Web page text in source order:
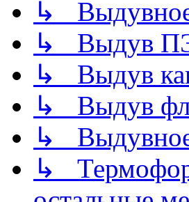
↳
↳ Выдув
↳ Выдув
↳ Выдув
↳ Выдувное
↳